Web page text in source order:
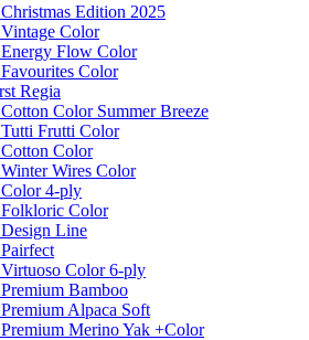
Edition 2025
Color
Flow Color
Color
Regia
Color Summer Breeze
Frutti Color
Color
Wires Color
4-ply
Color
Line
Color 6-ply
Bamboo
Alpaca Soft
Merino Yak +Color